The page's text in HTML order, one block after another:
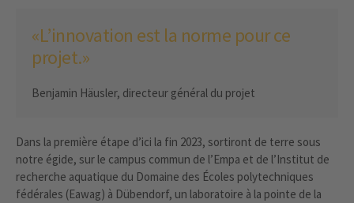
«L’innovation est la norme pour ce
projet.»
Benjamin Häusler, directeur général du projet
Dans la première étape d’ici la fin 2023, sortiront de terre sous
notre égide, sur le campus commun de l’Empa et de l’Institut de
recherche aquatique du Domaine des Écoles polytechniques
fédérales (Eawag) à Dübendorf, un laboratoire à la pointe de la